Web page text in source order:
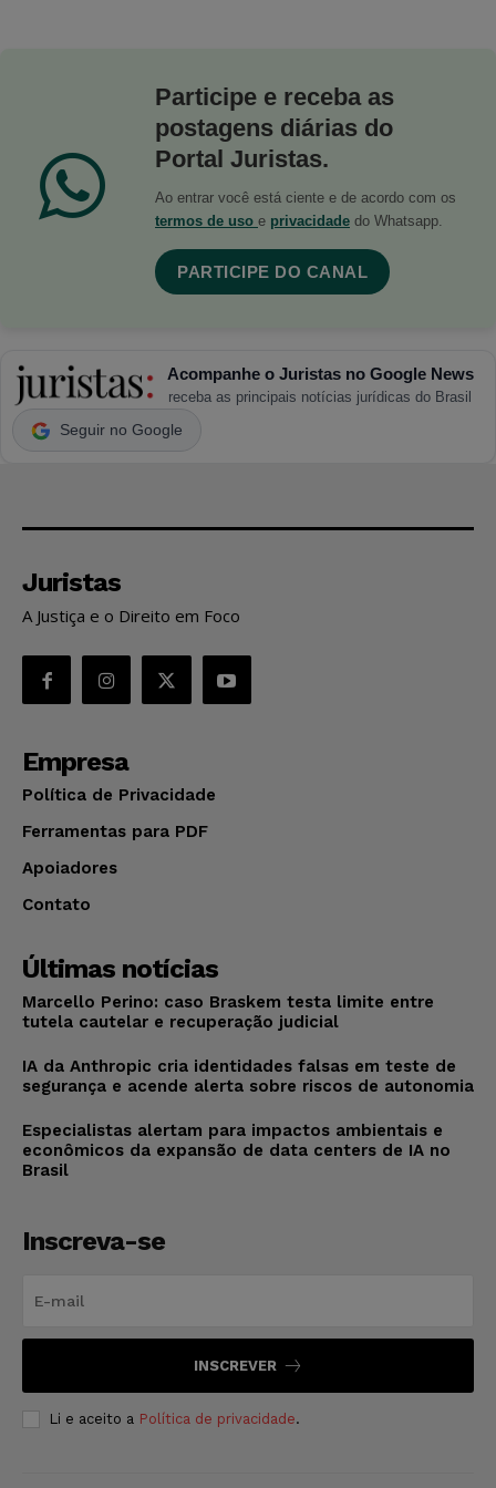
Participe e receba as
postagens diárias do
Portal Juristas.
Ao entrar você está ciente e de acordo com os
termos de uso e privacidade do Whatsapp.
PARTICIPE DO CANAL
Acompanhe o Juristas no Google News
receba as principais notícias jurídicas do Brasil
Seguir no Google
Juristas
A Justiça e o Direito em Foco
Empresa
Política de Privacidade
Ferramentas para PDF
Apoiadores
Contato
Últimas notícias
Marcello Perino: caso Braskem testa limite entre
tutela cautelar e recuperação judicial
IA da Anthropic cria identidades falsas em teste de
segurança e acende alerta sobre riscos de autonomia
Especialistas alertam para impactos ambientais e
econômicos da expansão de data centers de IA no
Brasil
Inscreva-se
INSCREVER
Li e aceito a Política de privacidade.